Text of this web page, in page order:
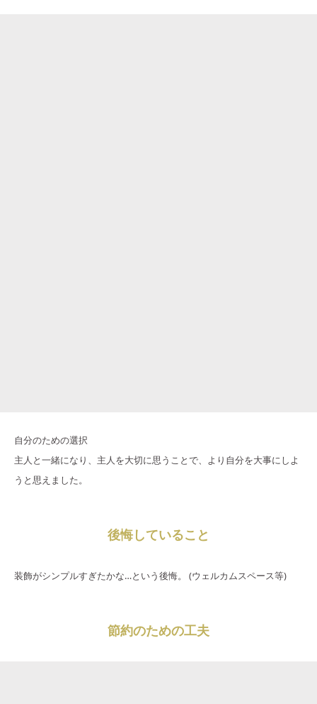
自分のための選択
主人と一緒になり、主人を大切に思うことで、より自分を大事にしよ
うと思えました。
後悔していること
装飾がシンプルすぎたかな…という後悔。 (ウェルカムスペース等)
節約のための工夫